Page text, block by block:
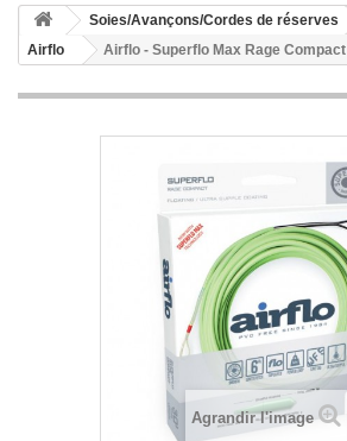
Soies/Avançons/Cordes de réserves
Airflo
Airflo - Superflo Max Rage Compact
Agrandir l'image